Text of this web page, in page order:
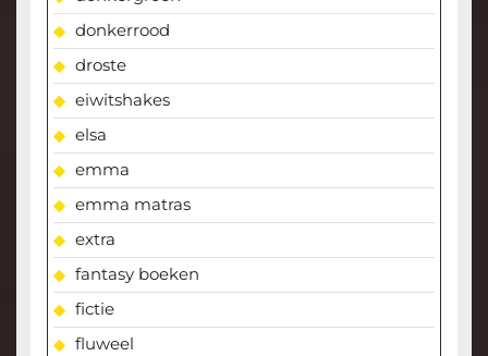
donkerrood
droste
eiwitshakes
elsa
emma
emma matras
extra
fantasy boeken
fictie
fluweel